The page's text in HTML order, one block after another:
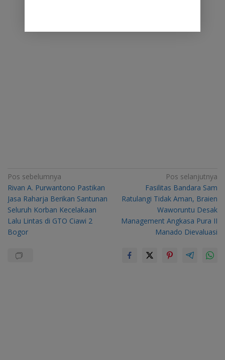
Navigasi
pos
Pos sebelumnya
Rivan A. Purwantono Pastikan
Jasa Raharja Berikan Santunan
Seluruh Korban Kecelakaan
Lalu Lintas di GTO Ciawi 2
Bogor
Pos selanjutnya
Fasilitas Bandara Sam
Ratulangi Tidak Aman, Braien
Waworuntu Desak
Management Angkasa Pura II
Manado Dievaluasi